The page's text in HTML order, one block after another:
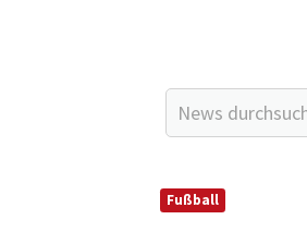
Fußball
Sportsuche
Ausfälle und